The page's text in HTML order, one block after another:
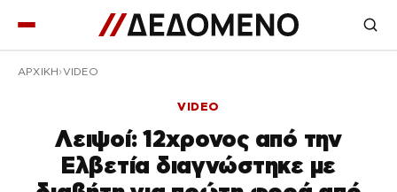
ΑΡΧΙΚΉ VIDEO
VIDEO
Λειψοί: 12χρονος από την
Ελβετία διαγνώστηκε με